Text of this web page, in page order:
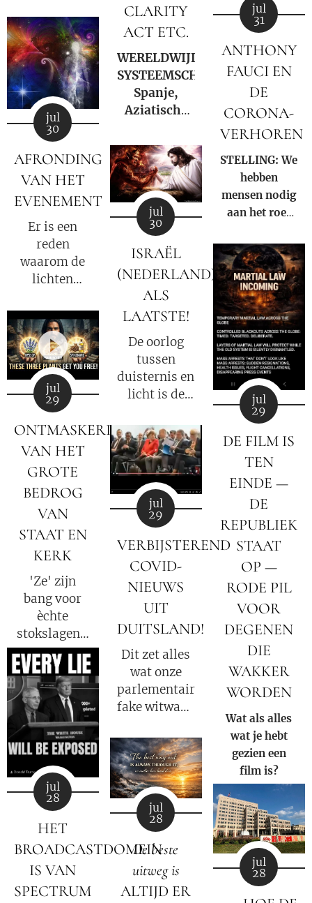
het Licht
zetten van de
Waarheid een
veel grotere
straf?
CLARITY
ACT ETC.
WERELDWIJDE
SYSTEEMSCHOK:
Spanje,
Aziatische
Hormuz |
Charlie
Ward Daily
News
jul
31
ANTHONY
FAUCI EN
DE
CORONA-
VERHOREN
STELLING: We
hebben
mensen nodig
aan het roer
gezamenlijk
voorkomen
dat iemand
ooit nog een
nieuwe Fauci
kan worden.
jul
30
AFRONDING
VAN HET
EVENEMENT
Er is een
reden
waarom de
lichten
satellieten
verschuiven
en de
datastromen
worden
omgeleid.
jul
30
ISRAËL
(NEDERLAND)
ALS
LAATSTE!
De oorlog
tussen
duisternis en
licht is de
tussen Satan
en God.
jul
29
DE FILM IS
TEN
EINDE —
DE
REPUBLIEK
STAAT
OP —
RODE PIL
VOOR
DEGENEN
DIE
WAKKER
WORDEN
Wat als alles
wat je hebt
gezien een
film is?
jul
29
ONTMASKERING
VAN HET
GROTE
BEDROG
VAN
STAAT EN
KERK
'Ze' zijn
bang voor
èchte
stokslagen...
Echte
genezing
laat emoties
stromen. We
mogen niet
langer meer
zwijgen!
jul
29
VERBIJSTEREND
COVID-
NIEUWS
UIT
DUITSLAND!
Dit zet alles
wat onze
parlementaire
fake witwas-
nu toe heeft
gedaan
opnieuw
volledig op
zijn kop!
jul
28
jul
28
HET
BROADCASTDOMEIN
IS VAN
SPECTRUM
jul
28
De beste
uitweg is
ALTIJD ER